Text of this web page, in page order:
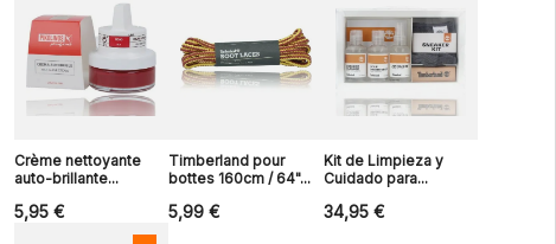
Crème nettoyante
auto-brillante...
5,95 €
Timberland pour
bottes 160cm / 64"...
5,99 €
Kit de Limpieza y
Cuidado para...
34,95 €